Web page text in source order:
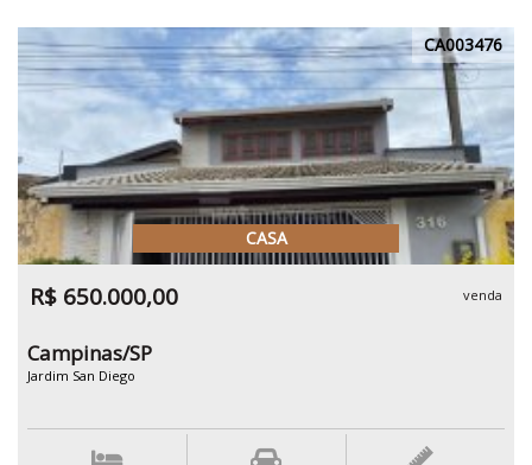
CA003476
CASA
R$ 650.000,00 venda
Campinas/SP
Jardim San Diego